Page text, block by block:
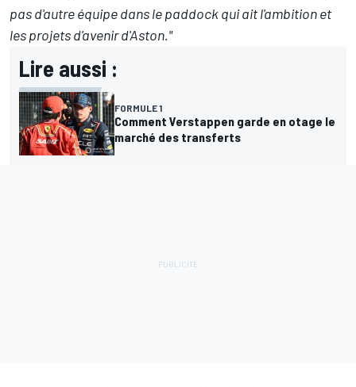
pas d'autre équipe dans le paddock qui ait l'ambition et
les projets d'avenir d'Aston."
Lire aussi :
FORMULE 1
Comment Verstappen garde en otage le
marché des transferts